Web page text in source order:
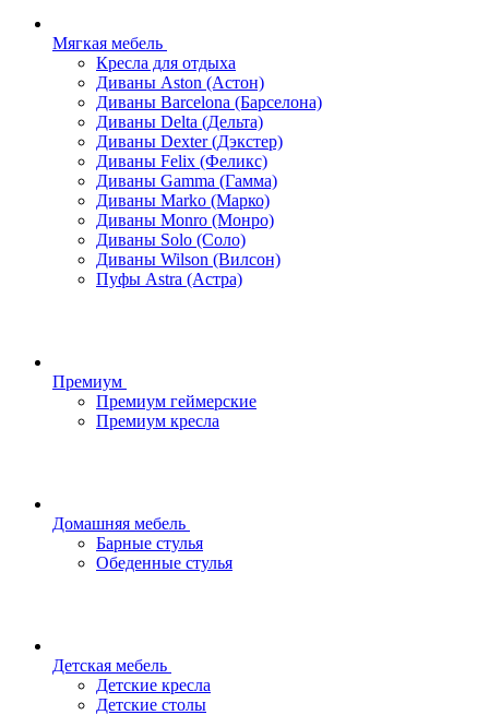
Мягкая мебель
Кресла для отдыха
Диваны Aston (Астон)
Диваны Barcelona (Барселона)
Диваны Delta (Дельта)
Диваны Dexter (Дэкстер)
Диваны Felix (Феликс)
Диваны Gamma (Гамма)
Диваны Marko (Марко)
Диваны Monro (Монро)
Диваны Solo (Соло)
Диваны Wilson (Вилсон)
Пуфы Astra (Астра)
Премиум
Премиум геймерские
Премиум кресла
Домашняя мебель
Барные стулья
Обеденные стулья
Детская мебель
Детские кресла
Детские столы